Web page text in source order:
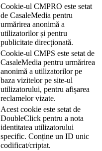
Cookie-ul CMPRO este setat
de CasaleMedia pentru
urmărirea anonimă a
utilizatorilor și pentru
publicitate direcționată.
Cookie-ul CMPS este setat de
CasaleMedia pentru urmărirea
anonimă a utilizatorilor pe
baza vizitelor pe site-ul
utilizatorului, pentru afișarea
reclamelor vizate.
Acest cookie este setat de
DoubleClick pentru a nota
identitatea utilizatorului
specific. Conține un ID unic
codificat/criptat.